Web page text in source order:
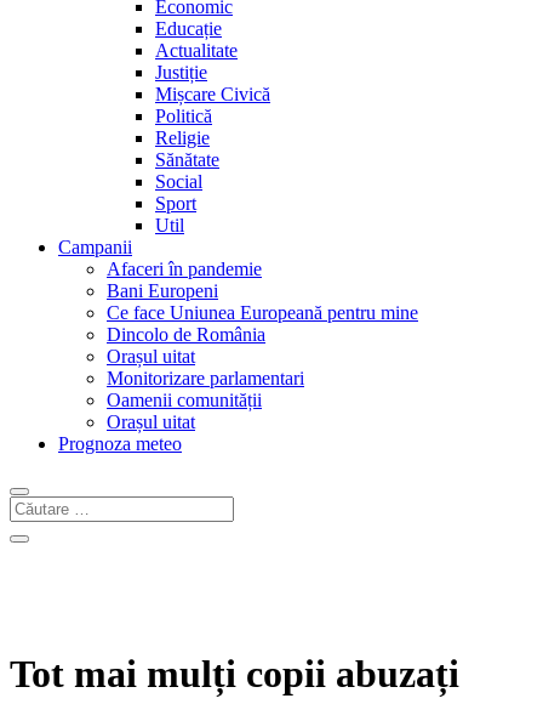
Economic
Educație
Actualitate
Justiție
Mișcare Civică
Politică
Religie
Sănătate
Social
Sport
Util
Campanii
Afaceri în pandemie
Bani Europeni
Ce face Uniunea Europeană pentru mine
Dincolo de România
Orașul uitat
Monitorizare parlamentari
Oamenii comunității
Orașul uitat
Prognoza meteo
Tot mai mulți copii abuzați